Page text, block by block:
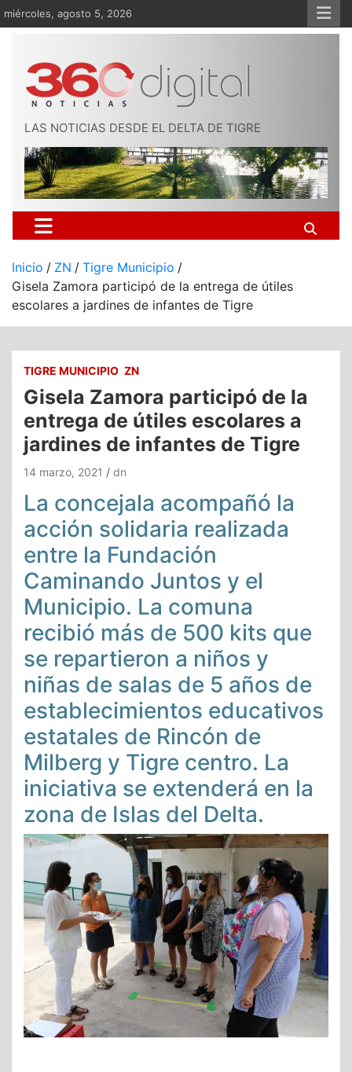
Saltar
al
miércoles, agosto 5, 2026
LAS NOTICIAS DESDE EL DELTA DE TIGRE
Inicio ZN
Tigre Municipio
Gisela Zamora participó de la entrega de útiles
escolares a jardines de infantes de Tigre
TIGRE MUNICIPIO ZN
Gisela Zamora participó de la
entrega de útiles escolares a
jardines de infantes de Tigre
14 marzo, 2021 dn
La concejala acompañó la
acción solidaria realizada
entre la Fundación
Caminando Juntos y el
Municipio. La comuna
recibió más de 500 kits que
se repartieron a niños y
niñas de salas de 5 años de
establecimientos educativos
estatales de Rincón de
Milberg y Tigre centro. La
iniciativa se extenderá en la
zona de Islas del Delta.